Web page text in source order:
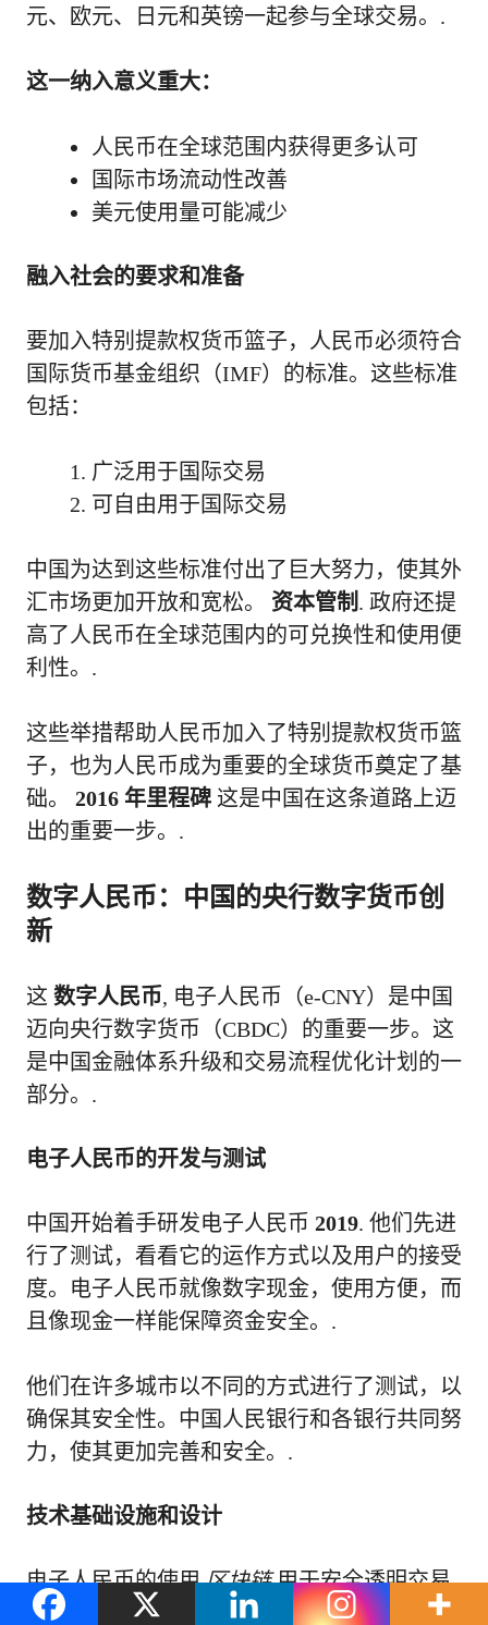
元、欧元、日元和英镑一起参与全球交易。.
这一纳入意义重大：
人民币在全球范围内获得更多认可
国际市场流动性改善
美元使用量可能减少
融入社会的要求和准备
要加入特别提款权货币篮子，人民币必须符合
国际货币基金组织（IMF）的标准。这些标准
包括：
广泛用于国际交易
可自由用于国际交易
中国为达到这些标准付出了巨大努力，使其外
汇市场更加开放和宽松。 资本管制 . 政府还提
高了人民币在全球范围内的可兑换性和使用便
利性。.
这些举措帮助人民币加入了特别提款权货币篮
子，也为人民币成为重要的全球货币奠定了基
础。 2016 年里程碑 这是中国在这条道路上迈
出的重要一步。.
数字人民币：中国的央行数字货币创
新
这 数字人民币, 电子人民币（e-CNY）是中国
迈向央行数字货币（CBDC）的重要一步。这
是中国金融体系升级和交易流程优化计划的一
部分。.
电子人民币的开发与测试
中国开始着手研发电子人民币 2019. 他们先进
行了测试，看看它的运作方式以及用户的接受
度。电子人民币就像数字现金，使用方便，而
且像现金一样能保障资金安全。.
他们在许多城市以不同的方式进行了测试，以
确保其安全性。中国人民银行和各银行共同努
力，使其更加完善和安全。.
技术基础设施和设计
电子人民币的使用区块链用于安全透明交易
的技术。它操作简便、速度快，并且用途广